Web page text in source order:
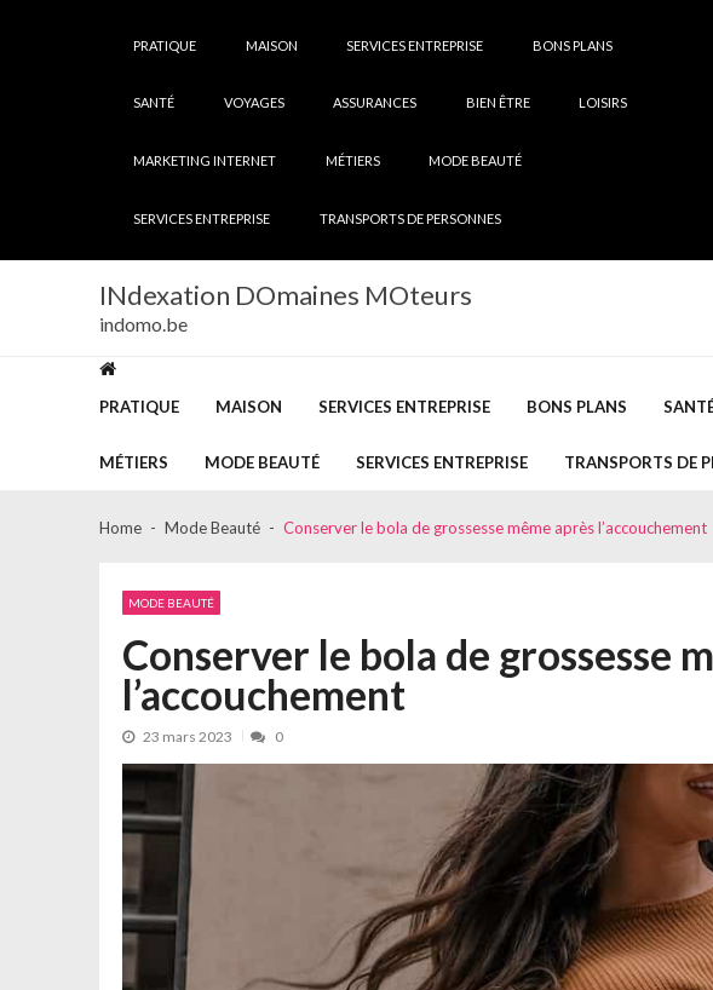
PRATIQUE MAISON SERVICES ENTREPRISE BONS PLANS
SANTÉ VOYAGES ASSURANCES BIEN ÊTRE LOISIRS
MARKETING INTERNET MÉTIERS MODE BEAUTÉ
SERVICES ENTREPRISE TRANSPORTS DE PERSONNES
INdexation DOmaines MOteurs
indomo.be
PRATIQUE MAISON SERVICES ENTREPRISE BONS PLANS
MÉTIERS MODE BEAUTÉ SERVICES ENTREPRISE TRANSPORTS DE
Home Mode Beauté Conserver le bola de grossesse même après l’accouchement
MODE BEAUTÉ
Conserver le bola de grossesse
l’accouchement
23 mars 2023 0